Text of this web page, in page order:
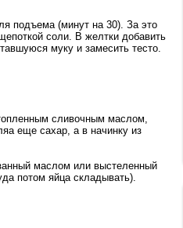
подъема (минут на 30). За это
соли. В желтки добавить
муку и замесить тесто.
сливочным маслом,
еще сахар, а в начинку из
маслом или выстеленный
потом яйца складывать).